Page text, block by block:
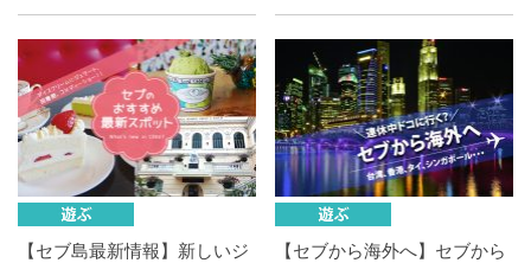
【セブ島最新情報】新しいジ
【セブから海外へ】セブから